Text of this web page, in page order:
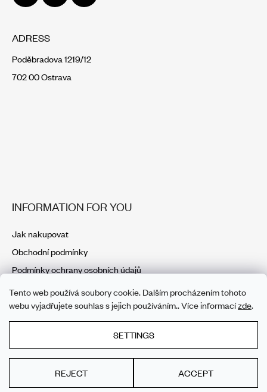
Tento web používá soubory cookie. Dalším procházením tohoto
webu vyjadřujete souhlas s jejich používáním.. Více informacízde.
SETTINGS
REJECT ACCEPT
ADRESS
Poděbradova 1219/12
702 00 Ostrava
INFORMATION FOR YOU
Jak nakupovat
Obchodní podmínky
Podmínky ochrany osobních údajů
Copyright 2026Můj e-shop. All rights reserved.